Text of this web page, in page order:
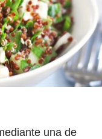
una de